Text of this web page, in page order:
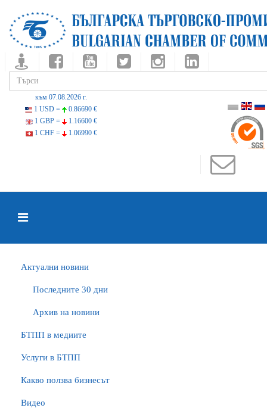
към 07.08.2026 г.
1 USD =
0.86690 €
1 GBP =
1.16600 €
1 CHF =
1.06990 €
Актуални новини
Последните 30 дни
Архив на новини
БTПП в медиите
Услуги в БТПП
Какво ползва бизнесът
Видео